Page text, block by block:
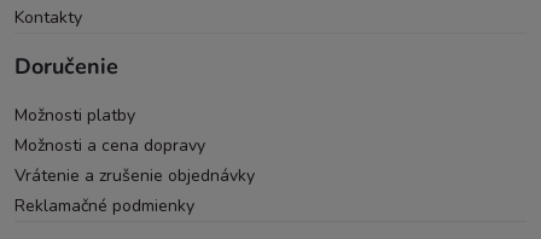
Kontakty
Doručenie
Možnosti platby
Možnosti a cena dopravy
Vrátenie a zrušenie objednávky
Reklamačné podmienky